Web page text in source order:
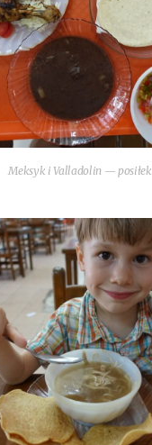
Mek­syk i Val­la­do­lin — posiłek